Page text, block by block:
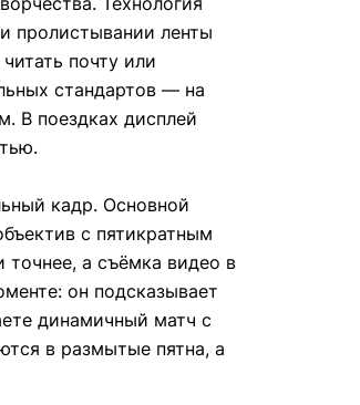
пролистывании ленты
почту или
стандартов — на
В поездках дисплей
кадр. Основной
с пятикратным
точнее, а съёмка видео в
он подсказывает
динамичный матч с
в размытые пятна, а